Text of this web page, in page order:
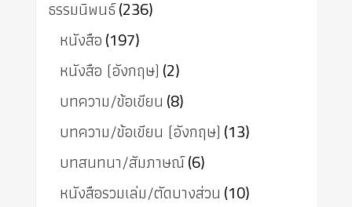
ธรรมนิพนธ์(236)
หนังสือ(197)
หนังสือ (อังกฤษ) (2)
บทความ/ข้อเขียน (8)
บทความ/ข้อเขียน (อังกฤษ) (13)
บทสนทนา/สัมภาษณ์(6)
หนังสือรวมเล่ม/ตัดบางส่วน (10)